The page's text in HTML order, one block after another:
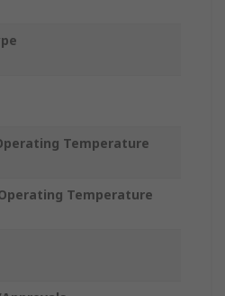
Temperature
Temperature